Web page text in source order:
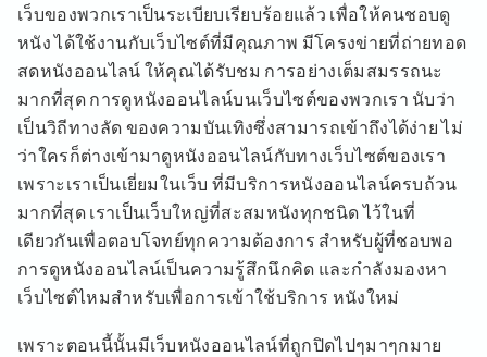
เว็บของพวกเราเป็นระเบียบเรียบร้อยแล้ว เพื่อให้คนชอบดู
หนัง ได้ใช้งานกับเว็บไซต์ที่มีคุณภาพ มีโครงข่ายที่ถ่ายทอด
สดหนังออนไลน์ ให้คุณได้รับชม การอย่างเต็มสมรรถนะ
มากที่สุด การดูหนังออนไลน์บนเว็บไซต์ของพวกเรา นับว่า
เป็นวิถีทางลัด ของความบันเทิงซึ่งสามารถเข้าถึงได้ง่าย ไม่
ว่าใครก็ต่างเข้ามาดูหนังออนไลน์กับทางเว็บไซต์ของเรา
เพราะเราเป็นเยี่ยมในเว็บ ที่มีบริการหนังออนไลน์ครบถ้วน
มากที่สุด เราเป็นเว็บใหญ่ที่สะสมหนังทุกชนิด ไว้ในที่
เดียวกันเพื่อตอบโจทย์ทุกความต้องการ สำหรับผู้ที่ชอบพอ
การดูหนังออนไลน์เป็นความรู้สึกนึกคิด และกำลังมองหา
เว็บไซต์ไหมสำหรับเพื่อการเข้าใช้บริการ หนังใหม่
เพราะตอนนี้นั้นมีเว็บหนังออนไลน์ที่ถูกปิดไปๆมาๆกมาย